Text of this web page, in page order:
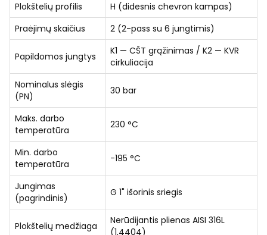
Plokštelių profilis
H (didesnis chevron kampas)
Praėjimų skaičius
2 (2-pass su 6 jungtimis)
Papildomos jungtys
K1 — CŠT grąžinimas / K2 — KVR
cirkuliacija
Nominalus slėgis
(PN)
30 bar
Maks. darbo
temperatūra
230 °C
Min. darbo
temperatūra
-195 °C
Jungimas
(pagrindinis)
G 1" išorinis sriegis
Plokštelių medžiaga
Nerūdijantis plienas AISI 316L
(1,4404)